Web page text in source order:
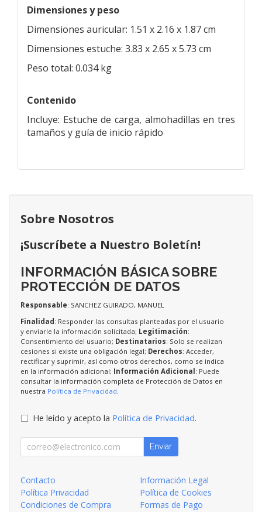
Dimensiones y peso
Dimensiones auricular: 1.51 x 2.16 x 1.87 cm
Dimensiones estuche: 3.83 x 2.65 x 5.73 cm
Peso total: 0.034 kg
Contenido
Incluye: Estuche de carga, almohadillas en tres
tamaños y guía de inicio rápido
Sobre Nosotros
¡Suscríbete a Nuestro Boletín!
INFORMACIÓN BÁSICA SOBRE
PROTECCIÓN DE DATOS
Responsable: SANCHEZ GUIRADO, MANUEL
Finalidad: Responder las consultas planteadas por el usuario
y enviarle la información solicitada; Legitimación:
Consentimiento del usuario; Destinatarios: Solo se realizan
cesiones si existe una obligación legal; Derechos: Acceder,
rectificar y suprimir, así como otros derechos, como se indica
en la información adicional; Información Adicional: Puede
consultar la información completa de Protección de Datos en
nuestra Política de Privacidad
He leído y acepto la Política de Privacidad.
Enviar
Contacto
Información Legal
Política Privacidad
Política de Cookies
Condiciones de Compra
Formas de Pago